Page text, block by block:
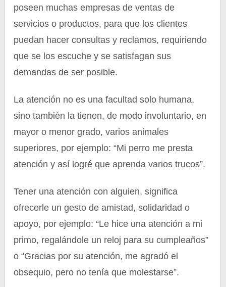
poseen muchas empresas de ventas de
servicios o productos, para que los clientes
puedan hacer consultas y reclamos, requiriendo
que se los escuche y se satisfagan sus
demandas de ser posible.
La atención no es una facultad solo humana,
sino también la tienen, de modo involuntario, en
mayor o menor grado, varios animales
superiores, por ejemplo: “Mi perro me presta
atención y así logré que aprenda varios trucos”.
Tener una atención con alguien, significa
ofrecerle un gesto de amistad, solidaridad o
apoyo, por ejemplo: “Le hice una atención a mi
primo, regalándole un reloj para su cumpleaños”
o “Gracias por su atención, me agradó el
obsequio, pero no tenía que molestarse”.